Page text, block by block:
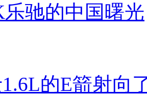
乐驰的中国曙光
的E箭射向